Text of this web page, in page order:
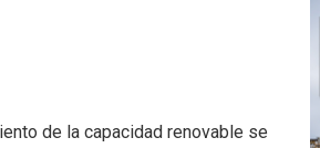
de la capacidad renovable se